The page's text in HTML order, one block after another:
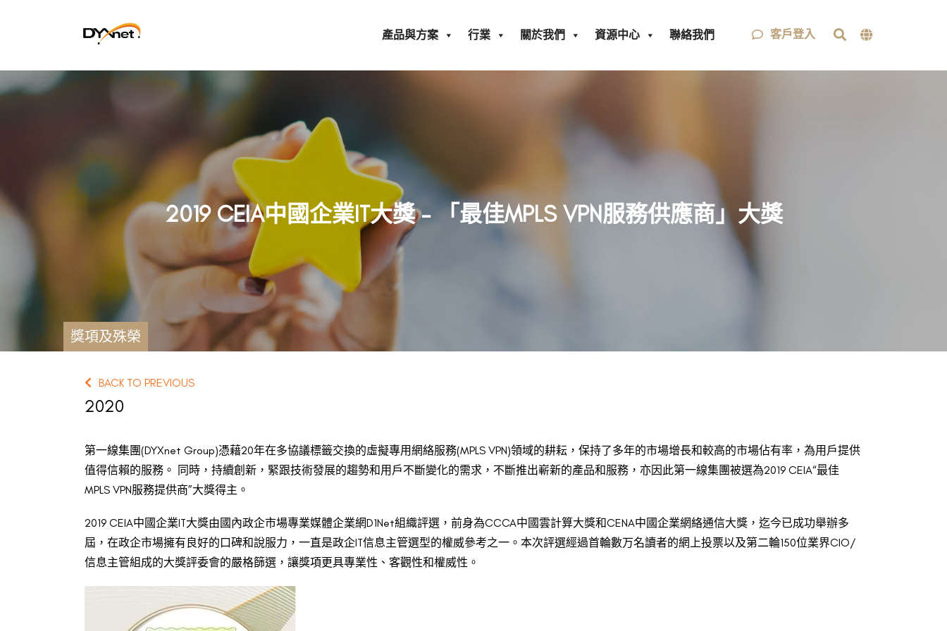
產品與方案 行業 關於我們 資源中心 聯絡我們 客戶登入
2019 CEIA中國企業IT大獎 – 「最佳MPLS VPN服務供應商」大獎
獎項及殊榮
BACK TO PREVIOUS
2020
第一線集團(DYXnet Group)憑藉20年在多協議標籤交換的虛擬專用網絡服務(MPLS VPN)領域的耕耘，保持了多年的市場增長和較高的市場佔有率，為用戶提供
值得信賴的服務。 同時，持續創新，緊跟技術發展的趨勢和用戶不斷變化的需求，不斷推出嶄新的產品和服務，亦因此第一線集團被選為2019 CEIA“最佳
MPLS VPN服務提供商”大獎得主。
2019 CEIA中國企業IT大獎由國內政企市場專業媒體企業網D1Net組織評選，前身為CCCA中國雲計算大獎和CENA中國企業網絡通信大獎，迄今已成功舉辦多
屆，在政企市場擁有良好的口碑和說服力，一直是政企IT信息主管選型的權威參考之一。本次評選經過首輪數万名讀者的網上投票以及第二輪150位業界CIO/
信息主管組成的大獎評委會的嚴格篩選，讓獎項更具專業性、客觀性和權威性。